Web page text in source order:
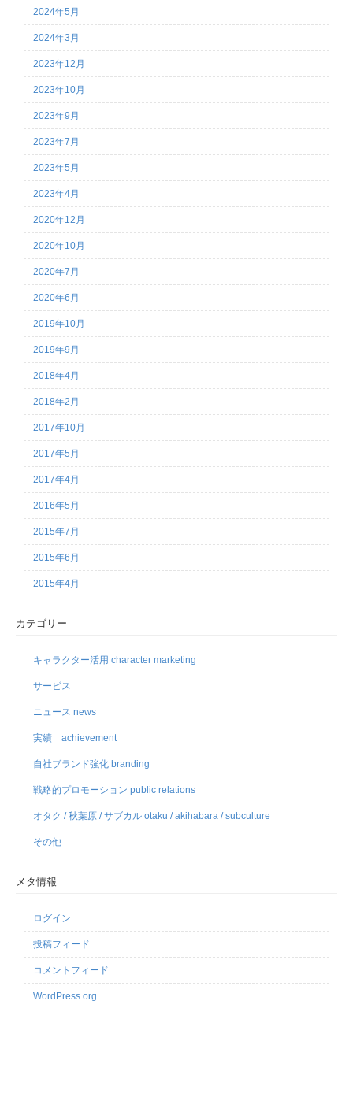
2024年5月
2024年3月
2023年12月
2023年10月
2023年9月
2023年7月
2023年5月
2023年4月
2020年12月
2020年10月
2020年7月
2020年6月
2019年10月
2019年9月
2018年4月
2018年2月
2017年10月
2017年5月
2017年4月
2016年5月
2015年7月
2015年6月
2015年4月
カテゴリー
キャラクター活用 character marketing
サービス
ニュース news
実績 achievement
自社ブランド強化 branding
戦略的プロモーション public relations
オタク / 秋葉原 / サブカル otaku / akihabara / subculture
その他
メタ情報
ログイン
投稿フィード
コメントフィード
WordPress.org